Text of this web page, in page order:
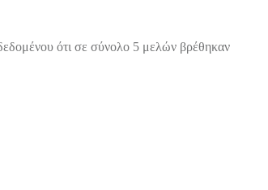
ότι σε σύνολο 5 μελών βρέθηκαν